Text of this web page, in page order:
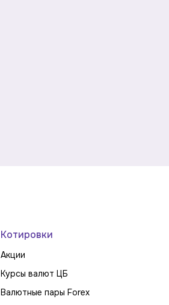
Котировки
Акции
Курсы валют ЦБ
Валютные пары Forex